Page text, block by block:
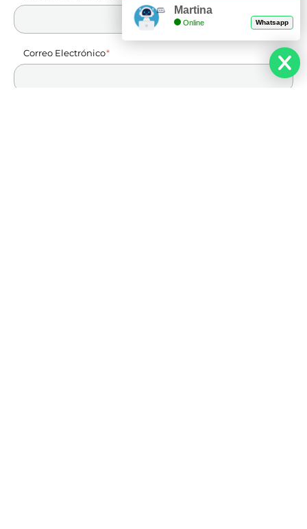
Correo Electrónico
Martina
Online Whatsapp